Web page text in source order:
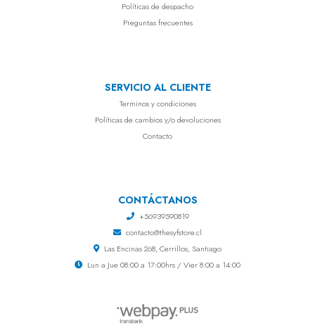
Políticas de despacho
Preguntas frecuentes
SERVICIO AL CLIENTE
Terminos y condiciones
Políticas de cambios y/o devoluciones
Contacto
CONTÁCTANOS
+56939590819
contacto@thesyfstore.cl
Las Encinas 268, Cerrillos, Santiago
Lun a Jue 08:00 a 17:00hrs / Vier 8:00 a 14:00